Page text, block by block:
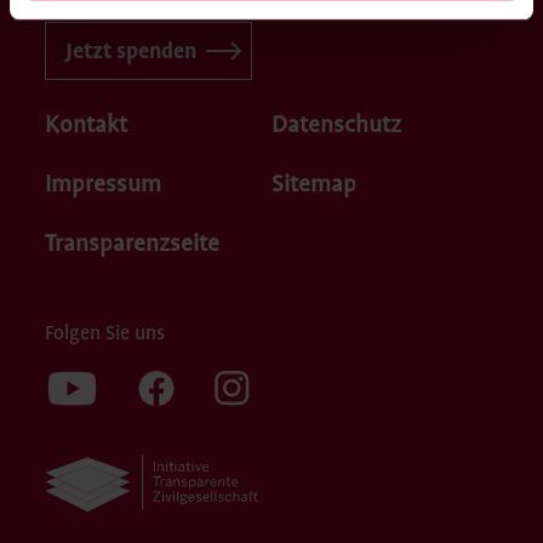
Kontakt Datenschutz
Impressum Sitemap
Transparenzseite
Folgen Sie uns
Jetzt spenden